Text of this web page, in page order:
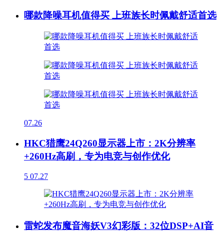
哪款降噪耳机值得买 上班族长时佩戴舒适首选
07.26
HKC猎鹰24Q260显示器上市：2K分辨率
+260Hz高刷，专为电竞与创作优化
5 07.27
雷蛇发布魔音海妖V3幻彩版：32位DSP+AI音